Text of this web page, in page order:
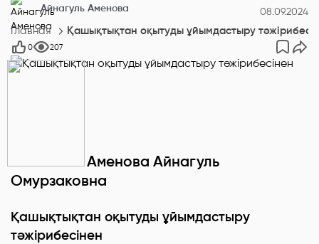
Айнагуль Аменова 08.09.2024
Главная Қашықтықтан оқытуды ұйымдастыру
0 207
Аменова Айнагуль
Омурзаковна
Қашықтықтан оқытуды ұйымдастыру
тәжірибесінен